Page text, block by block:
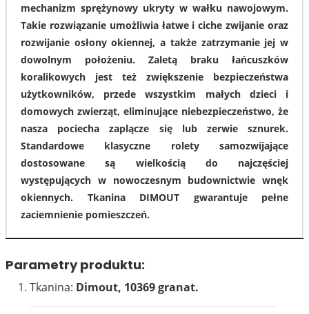
mechanizm sprężynowy ukryty w wałku nawojowym.
Takie rozwiązanie umożliwia łatwe i ciche zwijanie oraz
rozwijanie osłony okiennej, a także zatrzymanie jej w
dowolnym położeniu. Zaletą braku łańcuszków
koralikowych jest też zwiększenie bezpieczeństwa
użytkowników, przede wszystkim małych dzieci i
domowych zwierząt, eliminujące niebezpieczeństwo, że
nasza pociecha zaplącze się lub zerwie sznurek.
Standardowe klasyczne rolety samozwijające
dostosowane są wielkością do najczęściej
występujących w nowoczesnym budownictwie wnęk
okiennych. Tkanina DIMOUT gwarantuje pełne
zaciemnienie pomieszczeń.
Parametry produktu:
Tkanina: Dimout, 10369 granat.